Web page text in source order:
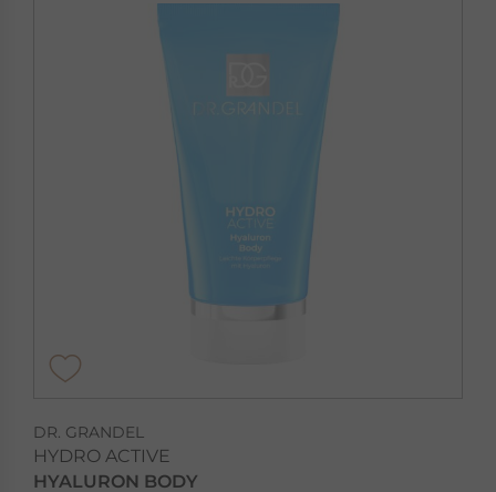
DR. GRANDEL
HYDRO ACTIVE
HYALURON BODY